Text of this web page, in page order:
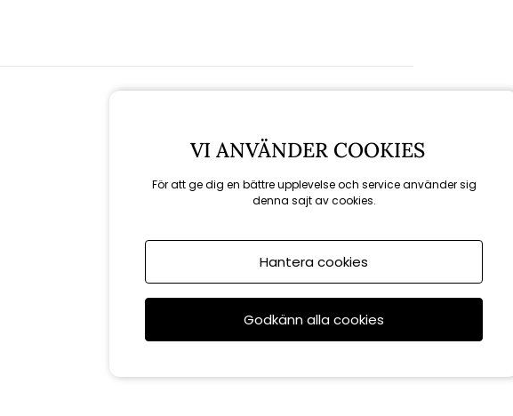
VI ANVÄNDER COOKIES
För att ge dig en bättre upplevelse och service använder sig
denna sajt av cookies.
Hantera cookies
Godkänn alla cookies